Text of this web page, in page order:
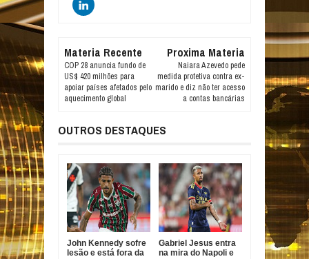
Materia Recente
COP 28 anuncia fundo de
US$ 420 milhões para
apoiar países afetados pelo
aquecimento global
Proxima Materia
Naiara Azevedo pede
medida protetiva contra ex-
marido e diz não ter acesso
a contas bancárias
OUTROS DESTAQUES
John Kennedy sofre
lesão e está fora da
Gabriel Jesus entra
na mira do Napoli e